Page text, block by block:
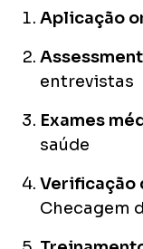
Aplicação
entrevistas
Exames
saúde
Verificação
Checagem